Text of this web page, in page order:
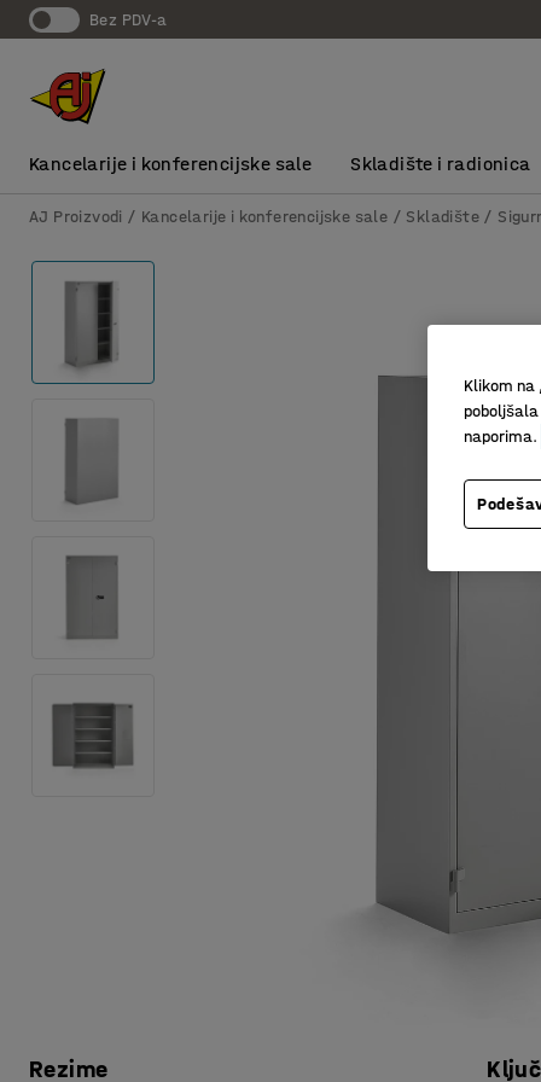
bez PDV-a
Kancelarije i konferencijske sale Skladište i radionica
AJ Proizvodi Kancelarije i konferencijske sale Skladište
Rezime
Klikom na
naporima.